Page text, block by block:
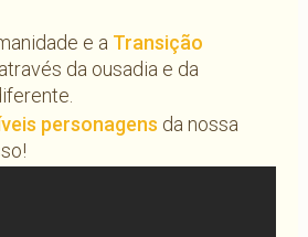
e a Transição
da ousadia e da
personagens da nossa